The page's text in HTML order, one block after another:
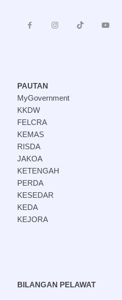
PAUTAN
MyGovernment
KKDW
FELCRA
KEMAS
RISDA
JAKOA
KETENGAH
PERDA
KESEDAR
KEDA
KEJORA
BILANGAN PELAWAT